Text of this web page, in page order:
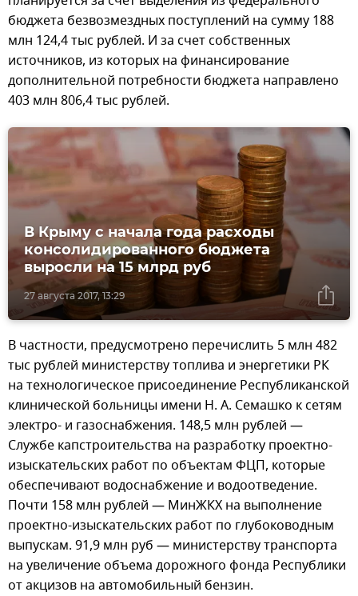
бюджета безвозмездных поступлений на сумму 188
млн 124,4 тыс рублей. И за счет собственных
источников, из которых на финансирование
дополнительной потребности бюджета направлено
403 млн 806,4 тыс рублей.
27 августа 2017, 13:29
В Крыму с начала года расходы
консолидированного бюджета
выросли на 15 млрд руб
В частности, предусмотрено перечислить 5 млн 482
тыс рублей министерству топлива и энергетики РК
на технологическое присоединение Республиканской
клинической больницы имени Н. А. Семашко к сетям
электро- и газоснабжения. 148,5 млн рублей —
Службе капстроительства на разработку проектно-
изыскательских работ по объектам ФЦП, которые
обеспечивают водоснабжение и водоотведение.
Почти 158 млн рублей — МинЖКХ на выполнение
проектно-изыскательских работ по глубоководным
выпускам. 91,9 млн руб — министерству транспорта
на увеличение объема дорожного фонда Республики
от акцизов на автомобильный бензин.